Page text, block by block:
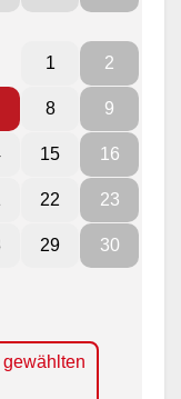
1 2
8 9
15 16
22 23
29 30